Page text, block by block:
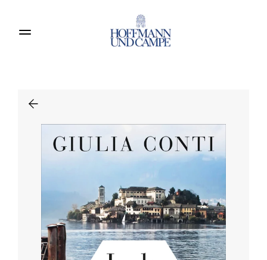
Produkte entdecken